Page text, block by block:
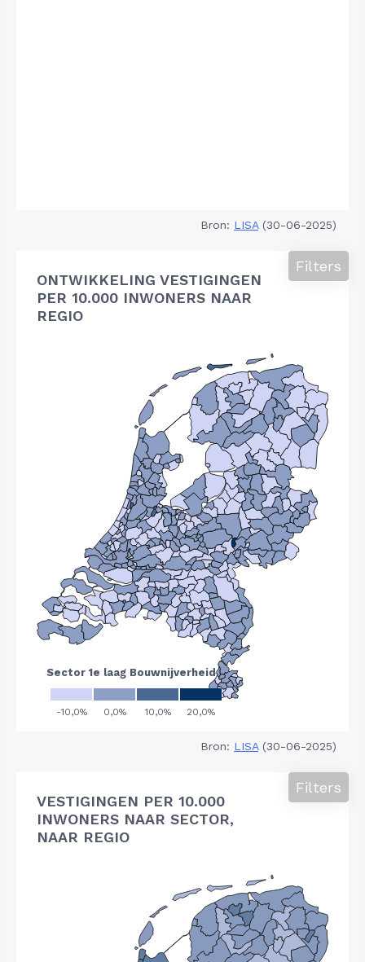
Bron: LISA(30-06-2025)
ONTWIKKELING VESTIGINGEN
PER 10.000 INWONERS NAAR
REGIO
Filters
Bron: LISA(30-06-2025)
VESTIGINGEN PER 10.000
INWONERS NAAR SECTOR,
NAAR REGIO
Filters